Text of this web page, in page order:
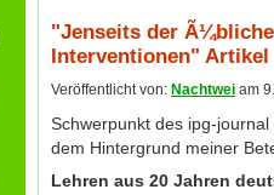
"Jenseits der
Interventionen"
Veröffentlicht von: Nachtwei am
Schwerpunkt des ipg-
dem Hintergrund meiner
Lehren aus 20 Jahren